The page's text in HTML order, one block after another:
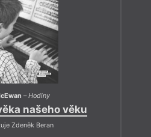
–Hodiny
našeho věku
Zdeněk Beran